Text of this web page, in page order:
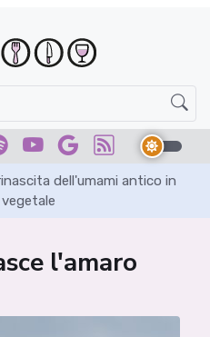
dell'umami antico in
l'amaro